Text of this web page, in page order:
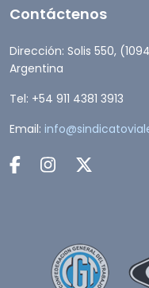
Contáctenos
Dirección: Solis 550,
Argentina
Tel: +54 911 4381 3913
Email: